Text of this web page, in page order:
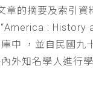
章的摘要及索引資
: History
庫中 ，並自民國九
外知名學人進行